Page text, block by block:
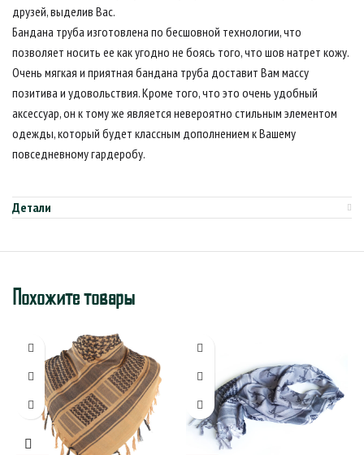
друзей, выделив Вас.
Бандана труба изготовлена по бесшовной технологии, что
позволяет носить ее как угодно не боясь того, что шов натрет кожу.
Очень мягкая и приятная бандана труба доставит Вам массу
позитива и удовольствия. Кроме того, что это очень удобный
аксессуар, он к тому же является невероятно стильным элементом
одежды, который будет классным дополнением к Вашему
повседневному гардеробу.
Детали
Похожите товары